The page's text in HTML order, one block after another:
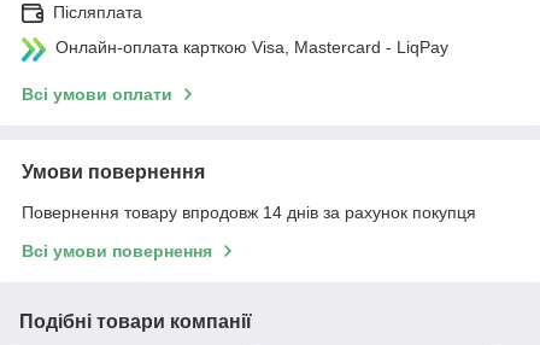
Післяплата
Онлайн-оплата карткою Visa, Mastercard - LiqPay
Всі умови оплати
Умови повернення
Повернення товару впродовж 14 днів за рахунок покупця
Всі умови повернення
Подібні товари компанії